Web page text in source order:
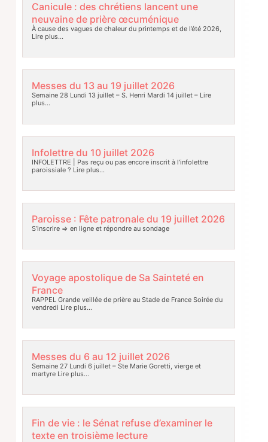
Canicule : des chrétiens lancent une
neuvaine de prière œcuménique
À cause des vagues de chaleur du printemps et de l’été 2026,
Lire plus…
Messes du 13 au 19 juillet 2026
Semaine 28 Lundi 13 juillet – S. Henri Mardi 14 juillet –Lire
plus…
Infolettre du 10 juillet 2026
INFOLETTRE | Pas reçu ou pas encore inscrit à l’infolettre
paroissiale ? Lire plus…
Paroisse : Fête patronale du 19 juillet 2026
S’inscrire => en ligne et répondre au sondage
Voyage apostolique de Sa Sainteté en
France
RAPPEL Grande veillée de prière au Stade de France Soirée du
vendredi Lire plus…
Messes du 6 au 12 juillet 2026
Semaine 27 Lundi 6 juillet – Ste Marie Goretti, vierge et
martyreLire plus…
Fin de vie : le Sénat refuse d’examiner le
texte en troisième lecture